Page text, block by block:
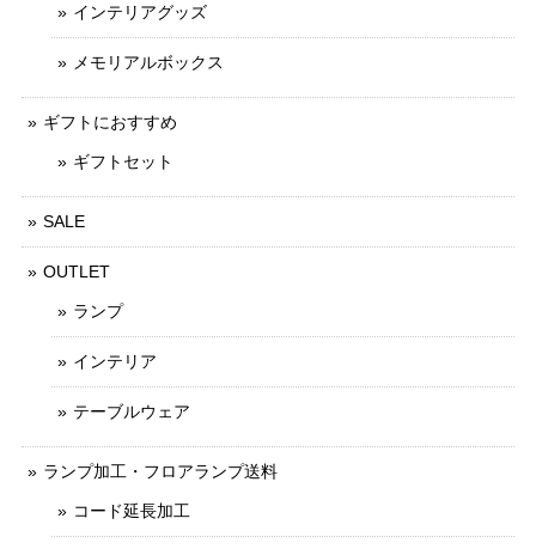
インテリアグッズ
メモリアルボックス
ギフトにおすすめ
ギフトセット
SALE
OUTLET
ランプ
インテリア
テーブルウェア
ランプ加工・フロアランプ送料
コード延長加工